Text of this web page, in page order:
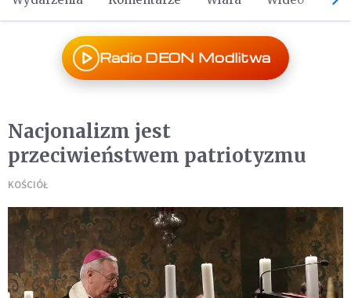
Radio DEON Modlitwa
Nacjonalizm jest
przeciwieństwem patriotyzmu
KOŚCIÓŁ